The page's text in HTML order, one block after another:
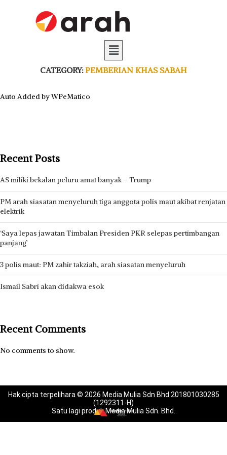
CATEGORY:PEMBERIAN KHAS SABAH
Auto Added by WPeMatico
Recent Posts
AS miliki bekalan peluru amat banyak – Trump
PM arah siasatan menyeluruh tiga anggota polis maut akibat renjatan
elektrik
‘Saya lepas jawatan Timbalan Presiden PKR selepas pertimbangan
panjang’
3 polis maut: PM zahir takziah, arah siasatan menyeluruh
Ismail Sabri akan didakwa esok
Recent Comments
No comments to show.
Hak cipta terpelihara © 2026 Media Mulia Sdn Bhd 201801030285
(1292311-H)
Satu lagi produk Media Mulia Sdn. Bhd.